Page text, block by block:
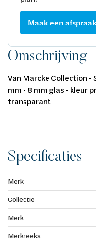
Maak een afspraak
Omschrijving
Van Marcke Collection
mm - 8 mm glas - kleur
transparant
Specificaties
Merk
Collectie
Merk
Merkreeks